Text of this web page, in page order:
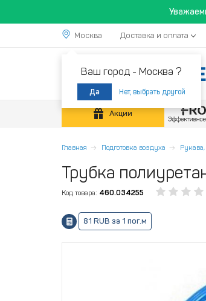
Москва
Ваш город - Москва ?
Да Нет, выбрать другой
Доставка и оплата
Акции
Главная Подготовка воздуха
Трубка
Код товара: 460.034255
81 RUB за 1 пог.м